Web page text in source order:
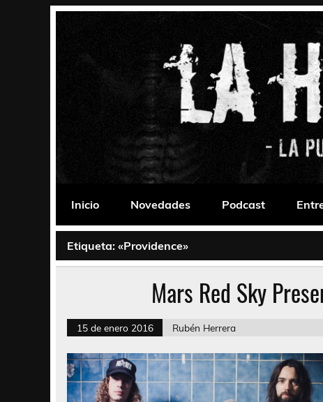
La Habitación 235
Inicio
Novedades Podcast
Etiqueta: «Providence»
Mars Red Sky
15 de enero 2016 Rubén Herrera